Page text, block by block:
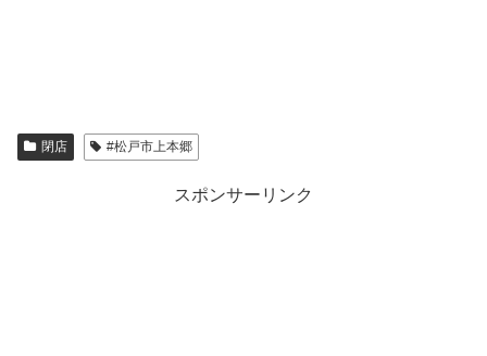
閉店 #松戸市上本郷
スポンサーリンク